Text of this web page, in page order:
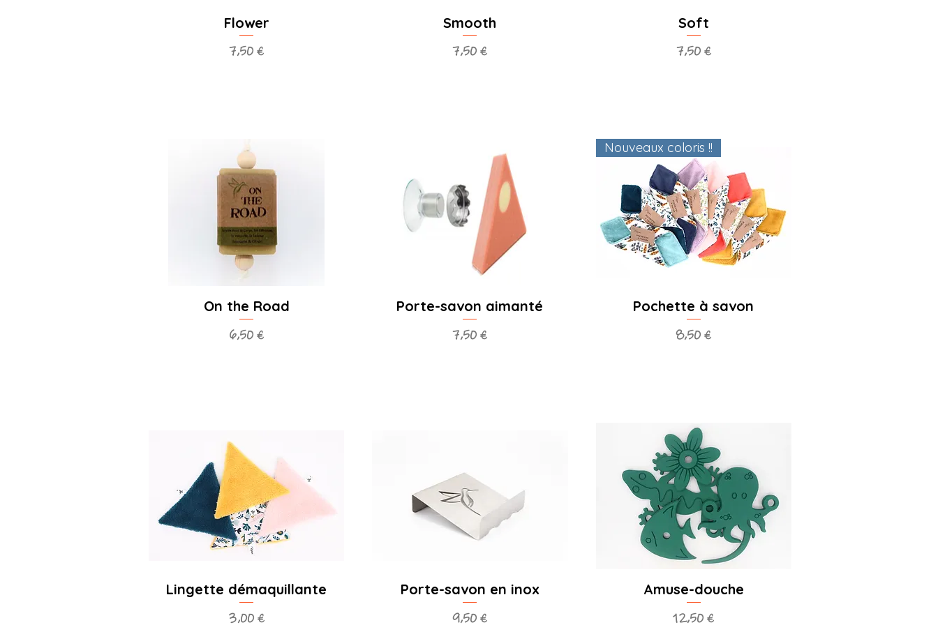
Flower
Prix
7,50 €
Smooth
Prix
7,50 €
Soft
Prix
7,50 €
On the Road
Prix
6,50 €
Porte-savon aimanté
Prix
7,50 €
Nouveaux coloris !!
Pochette à savon
Prix
8,50 €
Lingette démaquillante
Prix
3,00 €
Porte-savon en inox
Prix
9,50 €
Amuse-douche
Prix
12,50 €